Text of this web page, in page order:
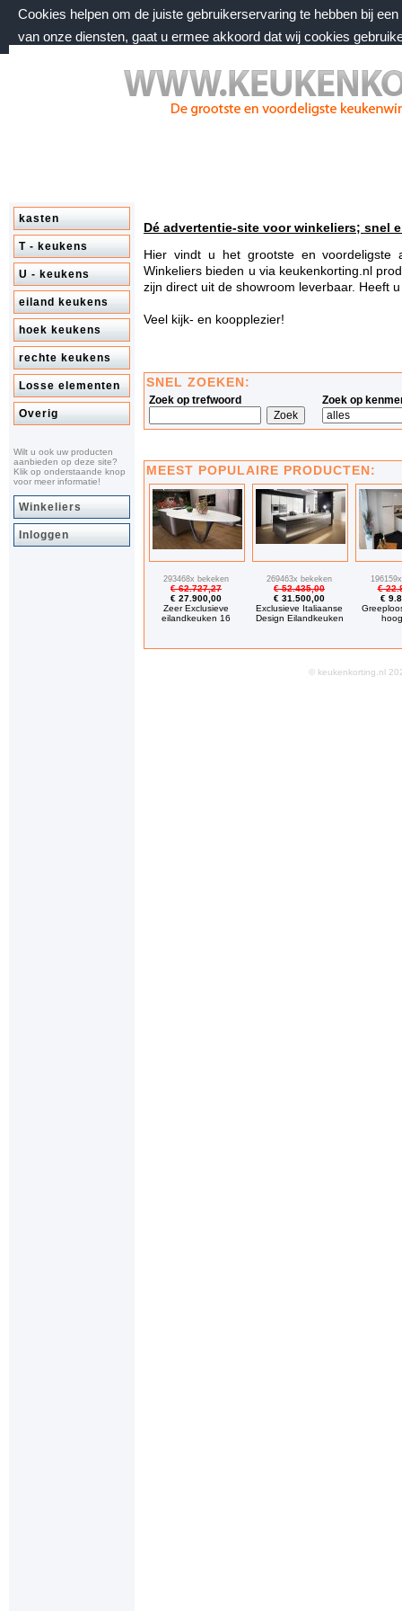
Cookies helpen om de juiste gebruikerservaring te hebben bij
van onze diensten, gaat u ermee akkoord dat wij cookies
vrijdag 7 augustus 2026, 09:09 uur
Welkom bij keukenkorting.nl
kasten
T - keukens
U - keukens
eiland keukens
hoek keukens
rechte keukens
Losse elementen
Overig
Wilt u ook uw producten
aanbieden op deze site?
Klik op onderstaande knop
voor meer informatie!
Winkeliers
Inloggen
Dé advertentie-site voor winkeliers; snel
Hier vindt u het grootste en voordeligste
Winkeliers bieden u via keukenkorting.nl
zijn direct uit de showroom leverbaar. Heeft
Veel kijk- en koopplezier!
SNEL ZOEKEN:
Zoek op trefwoord Zoek op
MEEST POPULAIRE PRODUCTEN:
293468x bekeken
€ 62.727,27
€ 27.900,00
Zeer Exclusieve
eilandkeuken 16
269463x bekeken
€ 52.435,00
€ 31.500,00
Exclusieve Italiaanse
Design Eilandkeuken
€
€
© keukenkorting.nl